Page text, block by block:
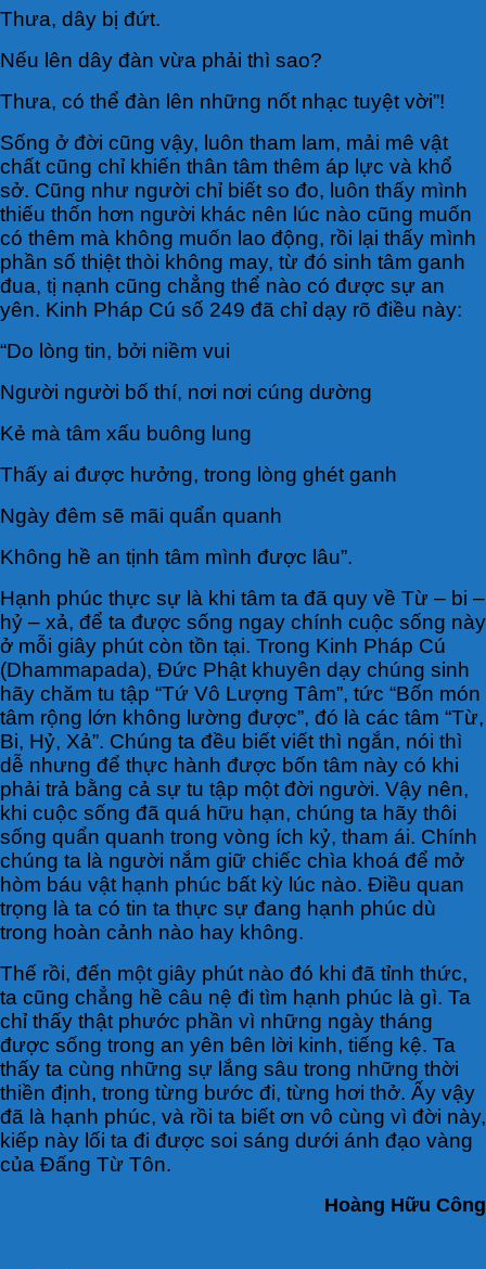
Thưa, dây bị đứt.
Nếu lên dây đàn vừa phải thì sao?
Thưa, có thể đàn lên những nốt nhạc tuyệt vời”!
Sống ở đời cũng vậy, luôn tham lam, mải mê vật
chất cũng chỉ khiến thân tâm thêm áp lực và khổ
sở. Cũng như người chỉ biết so đo, luôn thấy mình
thiếu thốn hơn người khác nên lúc nào cũng muốn
có thêm mà không muốn lao động, rồi lại thấy mình
phần số thiệt thòi không may, từ đó sinh tâm ganh
đua, tị nạnh cũng chẳng thể nào có được sự an
yên. Kinh Pháp Cú số 249 đã chỉ dạy rõ điều này:
“Do lòng tin, bởi niềm vui
Người người bố thí, nơi nơi cúng dường
Kẻ mà tâm xấu buông lung
Thấy ai được hưởng, trong lòng ghét ganh
Ngày đêm sẽ mãi quẩn quanh
Không hề an tịnh tâm mình được lâu”.
Hạnh phúc thực sự là khi tâm ta đã quy về Từ – bi –
hỷ – xả, để ta được sống ngay chính cuộc sống này
ở mỗi giây phút còn tồn tại. Trong Kinh Pháp Cú
(Dhammapada), Ðức Phật khuyên dạy chúng sinh
hãy chăm tu tập “Tứ Vô Lượng Tâm”, tức “Bốn món
tâm rộng lớn không lường được”, đó là các tâm “Từ,
Bi, Hỷ, Xả”. Chúng ta đều biết viết thì ngắn, nói thì
dễ nhưng để thực hành được bốn tâm này có khi
phải trả bằng cả sự tu tập một đời người. Vậy nên,
khi cuộc sống đã quá hữu hạn, chúng ta hãy thôi
sống quẩn quanh trong vòng ích kỷ, tham ái. Chính
chúng ta là người nắm giữ chiếc chìa khoá để mở
hòm báu vật hạnh phúc bất kỳ lúc nào. Điều quan
trọng là ta có tin ta thực sự đang hạnh phúc dù
trong hoàn cảnh nào hay không.
Thế rồi, đến một giây phút nào đó khi đã tỉnh thức,
ta cũng chẳng hề câu nệ đi tìm hạnh phúc là gì. Ta
chỉ thấy thật phước phần vì những ngày tháng
được sống trong an yên bên lời kinh, tiếng kệ. Ta
thấy ta cùng những sự lắng sâu trong những thời
thiền định, trong từng bước đi, từng hơi thở. Ấy vậy
đã là hạnh phúc, và rồi ta biết ơn vô cùng vì đời này,
kiếp này lối ta đi được soi sáng dưới ánh đạo vàng
của Đấng Từ Tôn.
Hoàng Hữu Công